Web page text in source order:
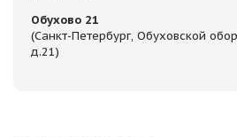
Обухово 21
(Санкт-Петербург, Обуховской
д.21)